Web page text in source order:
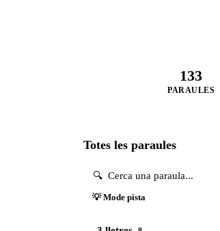
133
PARAULES
Totes les paraules
💡 Mode pista